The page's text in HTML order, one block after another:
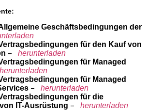
Geschäftsbedingungen der
für den Kauf von
–
herunterladen
für Managed
herunterladen
für Managed
–
herunterladen
für die
IT-Ausrüstung – herunterladen